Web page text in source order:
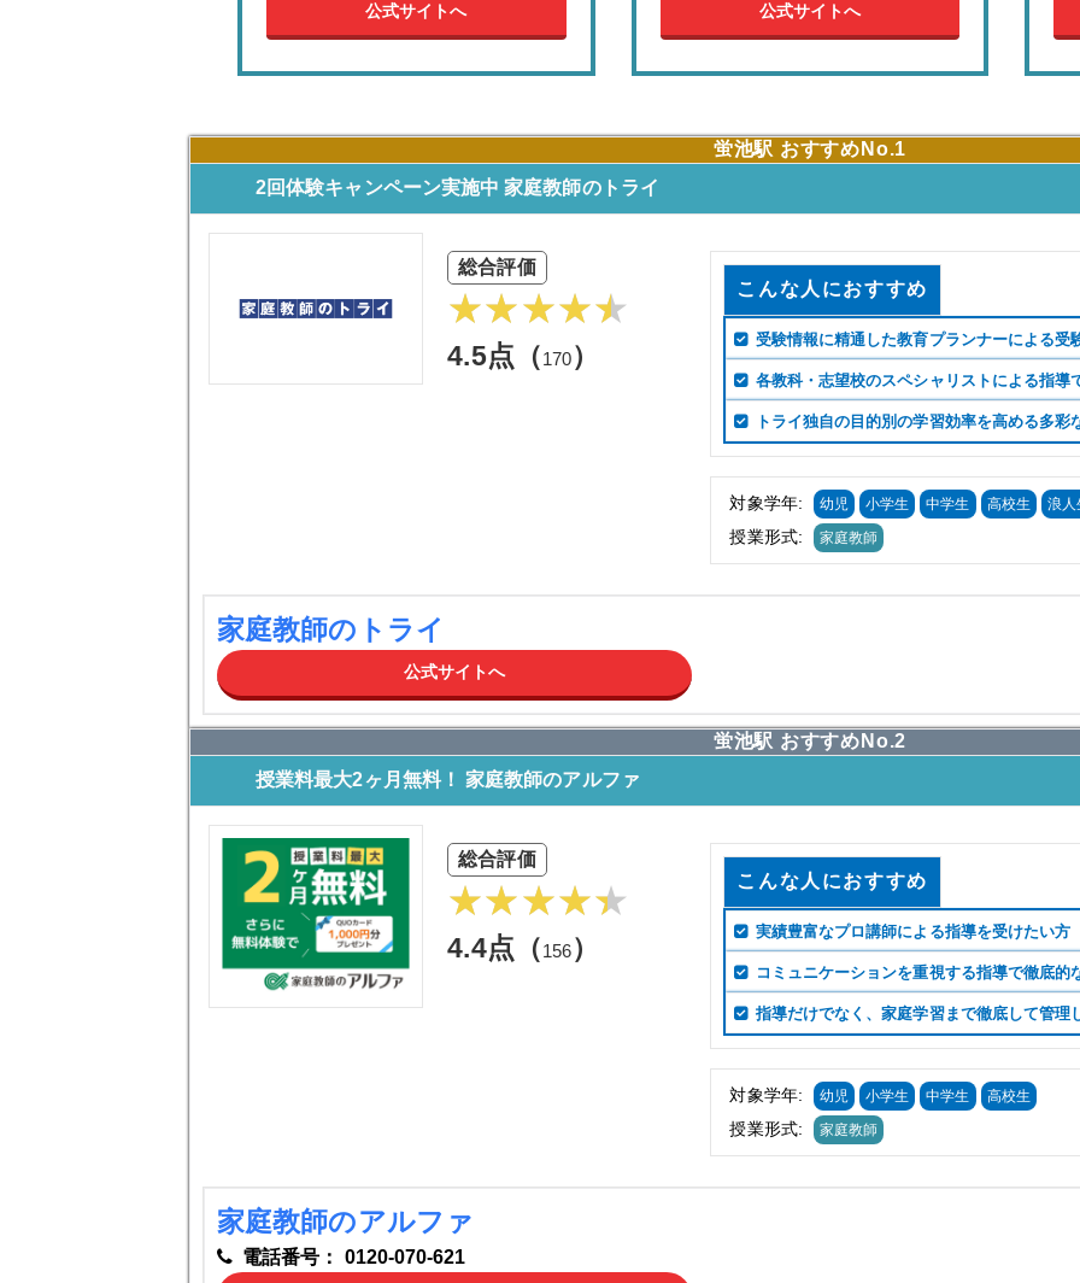
公式サイトへ 公式サイトへ
蛍池駅 おすすめNo.1
2回体験キャンペーン実施中 家庭教師のトライ
総合評価
4.5点（170）
こんな人におすすめ
受験情報に精通した教育プランナーによる受
各教科・志望校のスペシャリストによる指導
トライ独自の目的別の学習効率を高める多彩
対象学年: 幼児 小学生 中学生 高校生 浪人
授業形式: 家庭教師
家庭教師のトライ
公式サイトへ
蛍池駅 おすすめNo.2
授業料最大2ヶ月無料！ 家庭教師のアルファ
総合評価
4.4点（156）
こんな人におすすめ
実績豊富なプロ講師による指導を受けたい方
コミュニケーションを重視する指導で徹底的
指導だけでなく、家庭学習まで徹底して管理
対象学年: 幼児 小学生 中学生 高校生
授業形式: 家庭教師
家庭教師のアルファ
電話番号： 0120-070-621